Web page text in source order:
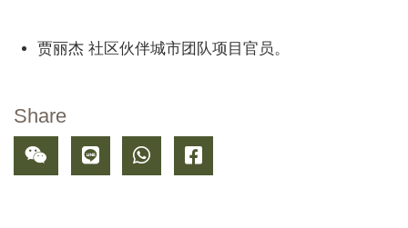
贾丽杰 社区伙伴城市团队项目官员。
Share